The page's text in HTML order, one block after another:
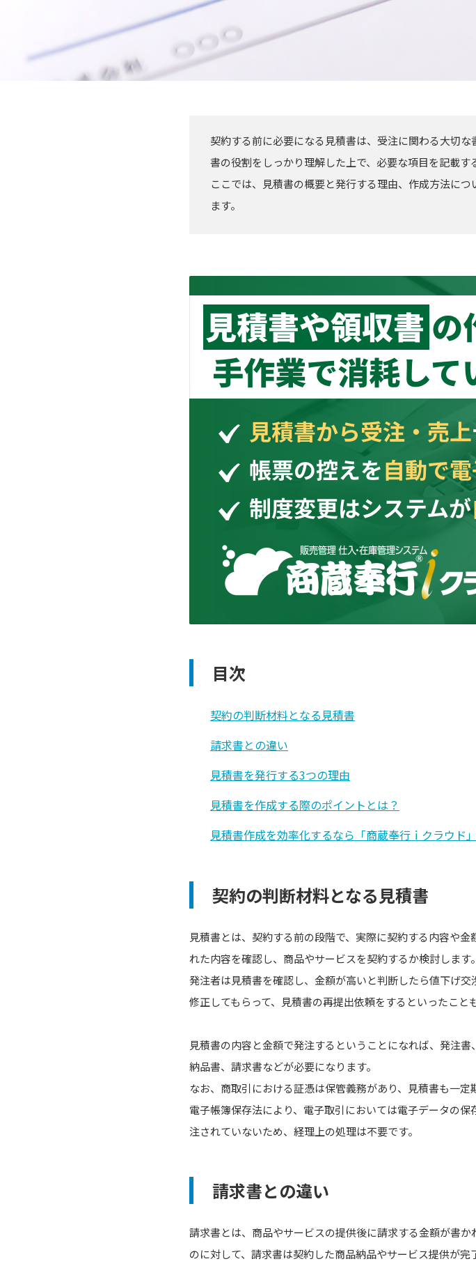
契約する前に必要になる見積書は、受注に関わる大切
書の役割をしっかり理解した上で、必要な項目を記載す
ここでは、見積書の概要と発行する理由、作成方法に
ます。
目次
契約の判断材料となる見積書
請求書との違い
見積書を発行する3つの理由
見積書を作成する際のポイントとは？
見積書作成を効率化するなら「商蔵奉行ｉクラウド
契約の判断材料となる見積書
見積書とは、契約する前の段階で、実際に契約する内容や
れた内容を確認し、商品やサービスを契約するか検討します。
発注者は見積書を確認し、金額が高いと判断したら値下げ
修正してもらって、見積書の再提出依頼をするといったこと
見積書の内容と金額で発注するということになれば、発注
納品書、請求書などが必要になります。
なお、商取引における証憑は保管義務があり、見積書も一
電子帳簿保存法により、電子取引においては電子データの
注されていないため、経理上の処理は不要です。
請求書との違い
請求書とは、商品やサービスの提供後に請求する金額が書
のに対して、請求書は契約した商品納品やサービス提供が